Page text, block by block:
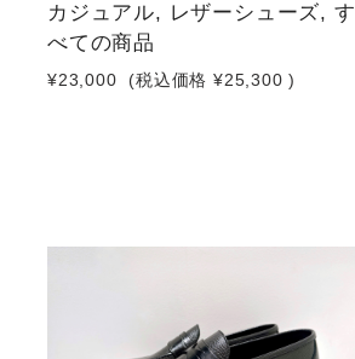
カジュアル, レザーシューズ, す
べての商品
¥23,000 (税込価格 ¥25,300 )